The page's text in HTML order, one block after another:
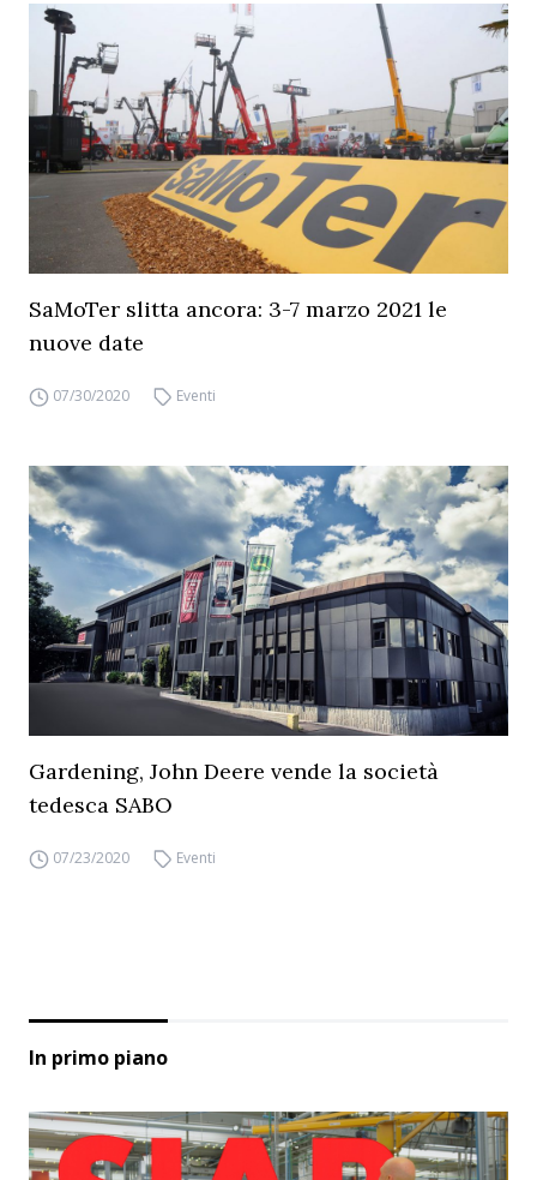
SaMoTer slitta ancora: 3-7 marzo 2021 le
nuove date
07/30/2020 Eventi
Gardening, John Deere vende la società
tedesca SABO
07/23/2020 Eventi
In primo piano